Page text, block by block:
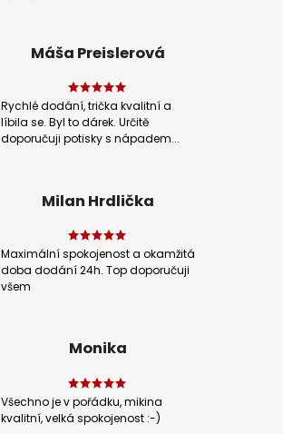
Máša Preislerová
Rychlé dodání, trička kvalitní a
líbila se. Byl to dárek. Určitě
doporučuji potisky s nápadem...
Milan Hrdlička
Maximální spokojenost a okamžitá
doba dodání 24h. Top doporučuji
všem
Monika
Všechno je v pořádku, mikina
kvalitní, velká spokojenost :-)